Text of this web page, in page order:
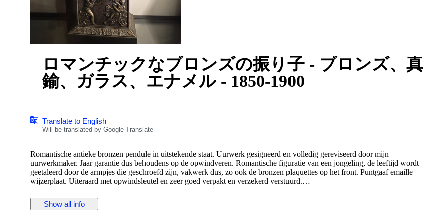
ロマンチックなブロンズの振り子 - ブロンズ、真
鍮、ガラス、エナメル - 1850-1900
Translate to English
Will be translated by Google Translate
Romantische antieke bronzen pendule in uitstekende staat. Uurwerk gesigneerd en volledig gereviseerd door mijn
uurwerkmaker. Jaar garantie dus behoudens op de opwindveren. Romantische figuratie van een jongeling, de leeftijd wordt
geetaleerd door de armpjes die geschroefd zijn, vakwerk dus, zo ook de bronzen plaquettes op het front. Puntgaaf emaille
wijzerplaat. Uiteraard met opwindsleutel en zeer goed verpakt en verzekerd verstuurd.
Een eventuele koper dient er rekening mee te houden dat het een antiek uurwerk betreft. Dit vraagt een specifieke behandeling,
het hangen, het eventueel bijstellen. Het is geen quartzklokje wat zonder nadenken ergens opgehangen of neergezet kan worden.
Show all info